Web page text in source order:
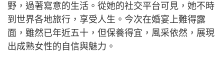
野，過著寫意的生活。從她的社交平台可見，她不時
到世界各地旅行，享受人生。今次在婚宴上難得露
面，雖然已年近五十，但保養得宜，風采依然，展現
出成熟女性的自信與魅力。